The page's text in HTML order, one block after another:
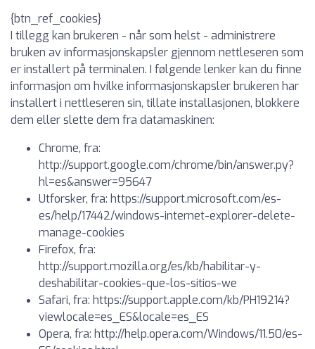
{btn_ref_cookies}
I tillegg kan brukeren - når som helst - administrere
bruken av informasjonskapsler gjennom nettleseren som
er installert på terminalen. I følgende lenker kan du finne
informasjon om hvilke informasjonskapsler brukeren har
installert i nettleseren sin, tillate installasjonen, blokkere
dem eller slette dem fra datamaskinen:
Chrome, fra:
http://support.google.com/chrome/bin/answer.py?
hl=es&answer=95647
Utforsker, fra: https://support.microsoft.com/es-
es/help/17442/windows-internet-explorer-delete-
manage-cookies
Firefox, fra:
http://support.mozilla.org/es/kb/habilitar-y-
deshabilitar-cookies-que-los-sitios-we
Safari, fra: https://support.apple.com/kb/PH19214?
viewlocale=es_ES&locale=es_ES
Opera, fra: http://help.opera.com/Windows/11.50/es-